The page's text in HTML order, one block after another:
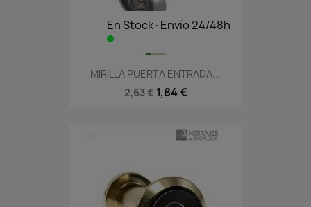
En Stock·Envío 24/48h
MIRILLA PUERTA ENTRADA...
2,63 € 1,84 €